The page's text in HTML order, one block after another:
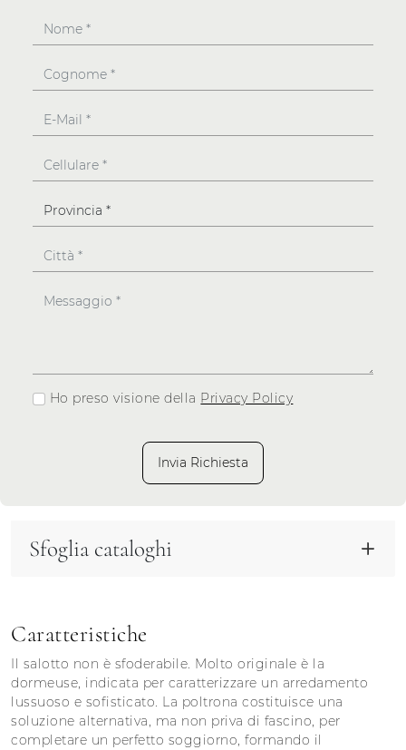
Caratteristiche
Il salotto non è sfoderabile. Molto originale è la
dormeuse, indicata per caratterizzare un arredamento
lussuoso e sofisticato. La poltrona costituisce una
soluzione alternativa, ma non priva di fascino, per
completare un perfetto soggiorno, formando il
Ho preso visione della Privacy Policy
Invia Richiesta
Sfoglia cataloghi